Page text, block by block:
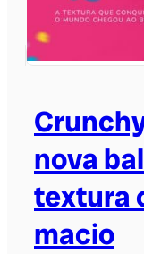
nova
textura
macio